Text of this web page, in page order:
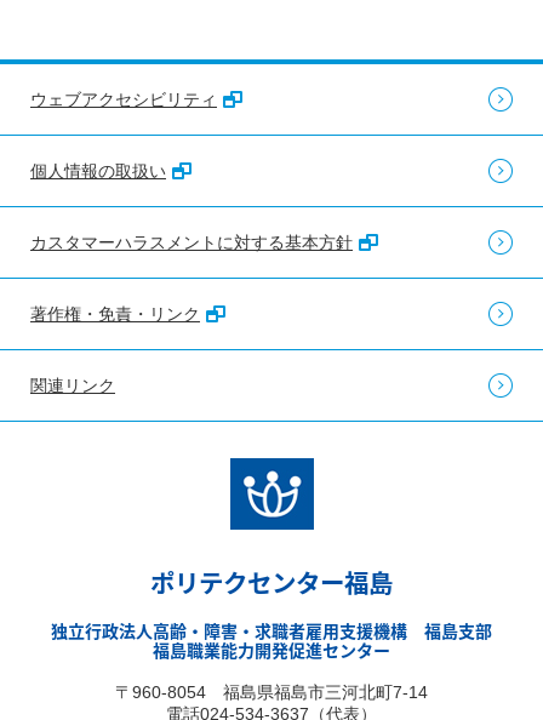
ウェブアクセシビリティ
個人情報の取扱い
カスタマーハラスメントに対する基本方針
著作権・免責・リンク
関連リンク
ポリテクセンター福島
独立行政法人高齢・障害・求職者雇用支援機構 福島支部
福島職業能力開発促進センター
〒960-8054 福島県福島市三河北町7-14
電話024-534-3637（代表）